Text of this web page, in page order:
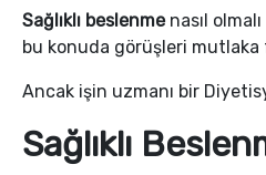
Sağlıklı beslenmenasıl
bu konuda görüşleri mutlaka
Ancak işin uzmanı bir
Sağlıklı